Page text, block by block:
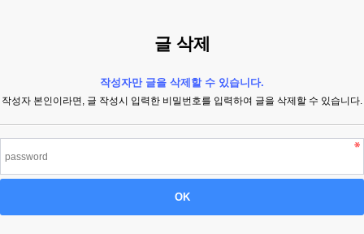
글 삭제
작성자만 글을 삭제할 수 있습니다.
작성자 본인이라면, 글 작성시 입력한 비밀번호를 입력하여 글을 삭제할 수 있습니다.